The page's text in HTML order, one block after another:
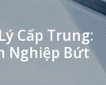
Cấp Trung:
Nghiệp Bứt